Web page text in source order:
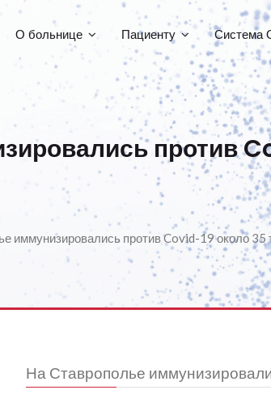
О больнице Пациенту
против
иммунизировались против Covid-19 около 35
На Ставрополье